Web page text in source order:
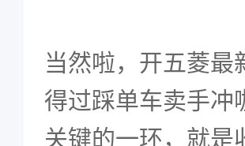
当然啦，开五菱最
得过踩单车卖手冲
关键的一环，就是